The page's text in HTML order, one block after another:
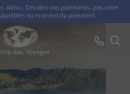
Alma : Décalez vos paiements, pas votre
au moment du paiement.